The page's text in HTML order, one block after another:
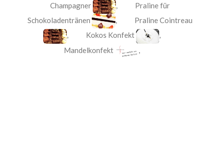
Champagner
, Praline für
Schokoladentränen
, Praline Cointreau
, Kokos Konfekt
,
Mandelkonfekt